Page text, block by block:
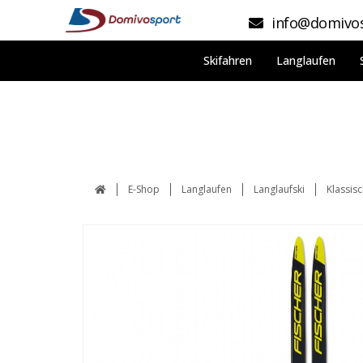
Skifahren Langlaufen
E-Shop Langlaufen Langlaufski